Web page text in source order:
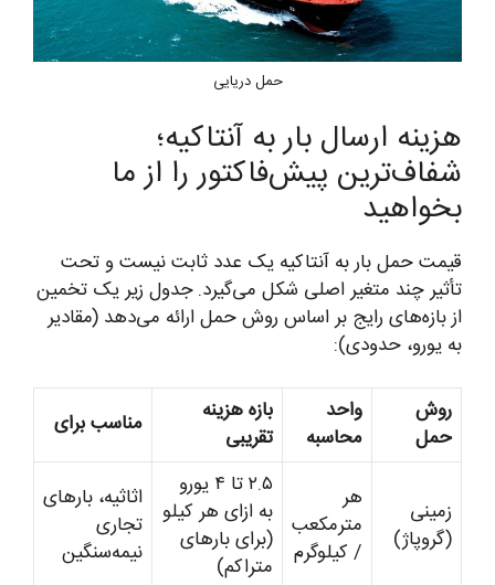
حمل دریایی
هزینه ارسال بار به آنتاکیه؛
شفاف‌ترین پیش‌فاکتور را از ما
بخواهید
قیمت حمل بار به آنتاکیه یک عدد ثابت نیست و تحت
تأثیر چند متغیر اصلی شکل می‌گیرد. جدول زیر یک تخمین
از بازه‌های رایج بر اساس روش حمل ارائه می‌دهد (مقادیر
به یورو، حدودی):
روش
حمل
واحد
محاسبه
بازه هزینه
تقریبی
مناسب برای
زمینی
(گروپاژ)
هر
مترمکعب
/ کیلوگرم
۲.۵ تا ۴ یورو
به ازای هر کیلو
(برای بارهای
متراکم)
اثاثیه، بارهای
تجاری
نیمه‌سنگین